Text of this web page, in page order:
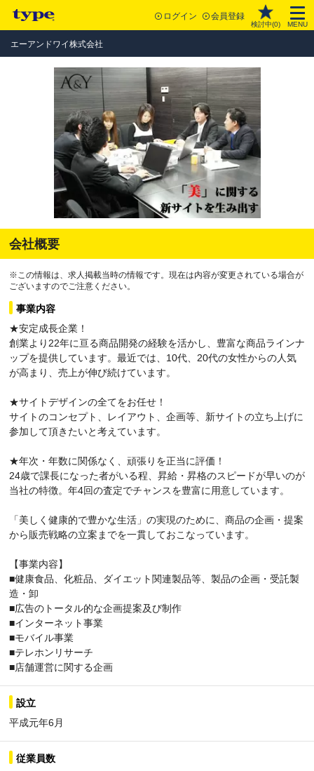
ログイン 会員登録
検討中(0) MENU
エーアンドワイ株式会社
会社概要
※この情報は、求人掲載当時の情報です。現在は内容が変更されている場合が
ございますのでご注意ください。
事業内容
★安定成長企業！
創業より22年に亘る商品開発の経験を活かし、豊富な商品ラインナ
ップを提供しています。最近では、10代、20代の女性からの人気
が高まり、売上が伸び続けています。
★サイトデザインの全てをお任せ！
サイトのコンセプト、レイアウト、企画等、新サイトの立ち上げに
参加して頂きたいと考えています。
★年次・年数に関係なく、頑張りを正当に評価！
24歳で課長になった者がいる程、昇給・昇格のスピードが早いのが
当社の特徴。年4回の査定でチャンスを豊富に用意しています。
「美しく健康的で豊かな生活」の実現のために、商品の企画・提案
から販売戦略の立案までを一貫しておこなっています。
【事業内容】
■健康食品、化粧品、ダイエット関連製品等、製品の企画・受託製
造・卸
■広告のトータル的な企画提案及び制作
■インターネット事業
■モバイル事業
■テレホンリサーチ
■店舗運営に関する企画
設立
平成元年6月
従業員数